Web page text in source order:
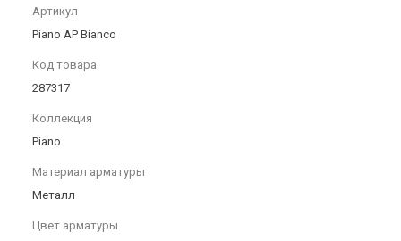
Артикул
Piano AP Bianco
Код товара
287317
Коллекция
Piano
Материал арматуры
Металл
Цвет арматуры